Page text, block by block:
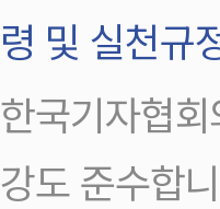
령 및 실천규
한국기자협
강도 준수합